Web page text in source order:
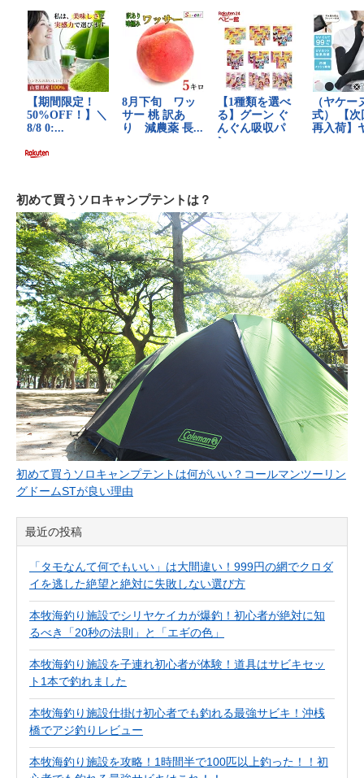
初めて買うソロキャンプテントは？
初めて買うソロキャンプテントは何がいい？コールマンツーリン
グドームSTが良い理由
最近の投稿
「タモなんて何でもいい」は大間違い！999円の網でクロダ
イを逃した絶望と絶対に失敗しない選び方
本牧海釣り施設でシリヤケイカが爆釣！初心者が絶対に知
るべき「20秒の法則」と「エギの色」
本牧海釣り施設を子連れ初心者が体験！道具はサビキセッ
ト1本で釣れました
本牧海釣り施設仕掛け初心者でも釣れる最強サビキ！沖桟
橋でアジ釣りレビュー
本牧海釣り施設を攻略！1時間半で100匹以上釣った！！初